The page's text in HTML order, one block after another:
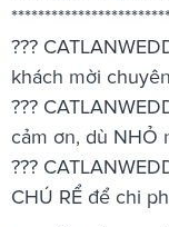
???
khách mời
???
cảm ơn, dù NHỎ
???
CHÚ RỂ để chi